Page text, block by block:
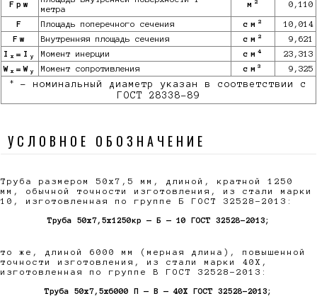
Fpw
метра
м 2 0,110
F Площадь поперечного сечения см 2
10,014
Fw
Внутренняя площадь сечения см 2
9,621
I x =I y Момент инерции см 4
23,313
W x =W y Момент сопротивления см 3 9,325
*
- номинальный диаметр указан в соответствии с
ГОСТ 28338-89
УСЛОВНОЕ ОБОЗНАЧЕНИЕ
Труба размером 50х7,5 мм, длиной, кратной 1250
мм, обычной точности изготовления, из стали марки
10, изготовленная по группе Б ГОСТ 32528-2013:
Труба 50х7,5x1250кр — Б — 10 ГОСТ 32528-2013;
то же, длиной 6000 мм (мерная длина), повышенной
точности изготовления, из стали марки 40Х,
изготовленная по группе В ГОСТ 32528-2013:
Труба 50х7,5x6000 П — В — 40Х ГОСТ 32528-2013;